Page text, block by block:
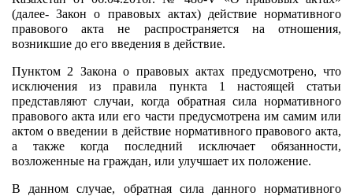
(далее- Закон о правовых актах) действие нормативного
правового акта не распространяется на отношения,
возникшие до его введения в действие.
Пунктом 2 Закона о правовых актах предусмотрено, что
исключения из правила пункта 1 настоящей статьи
представляют случаи, когда обратная сила нормативного
правового акта или его части предусмотрена им самим или
актом о введении в действие нормативного правового акта,
а также когда последний исключает обязанности,
возложенные на граждан, или улучшает их положение.
В данном случае, обратная сила данного нормативного